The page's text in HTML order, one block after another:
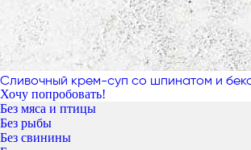
Сливочный крем-суп со шпинатом и
Хочу попробовать!
Без мяса и птицы
Без рыбы
Без свинины